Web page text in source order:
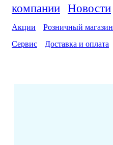
компании Новости
Акции Розничный магазин
Сервис
Доставка и оплата